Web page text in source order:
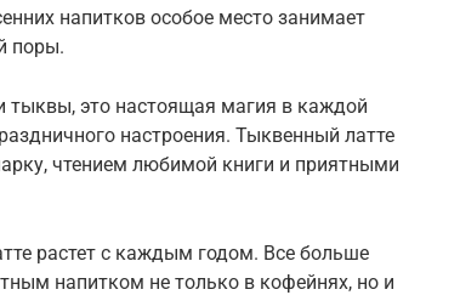
напитков особое место занимает
поры.
тыквы, это настоящая магия в каждой
настроения. Тыквенный латте
чтением любимой книги и приятными
растет с каждым годом. Все больше
напитком не только в кофейнях, но и